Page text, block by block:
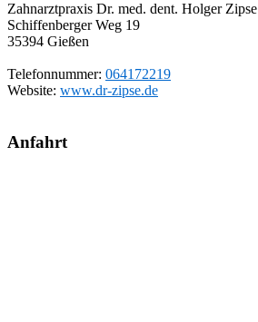
Zahnarztpraxis Dr. med. dent. Holger Zipse
Schiffenberger Weg 19
35394 Gießen
Telefonnummer: 064172219
Website: www.dr-zipse.de
Anfahrt